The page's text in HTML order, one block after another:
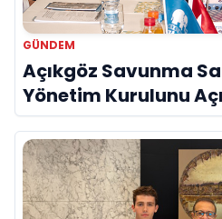
GÜNDEM
Açıkgöz Savunma
Yönetim Kurulunu
Savunma
Vurgusu